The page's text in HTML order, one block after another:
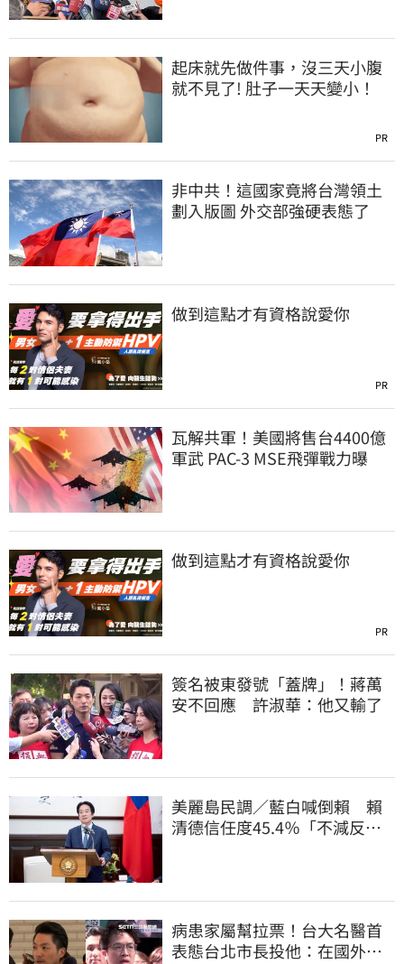
起床就先做件事，沒三天小腹
就不見了! 肚子一天天變小！
PR
非中共！這國家竟將台灣領土
劃入版圖 外交部強硬表態了
做到這點才有資格說愛你
PR
瓦解共軍！美國將售台4400億
軍武 PAC-3 MSE飛彈戰力曝
做到這點才有資格說愛你
PR
簽名被東發號「蓋牌」！蔣萬
安不回應 許淑華：他又輸了
美麗島民調／藍白喊倒賴 賴
清德信任度45.4％「不減反
病患家屬幫拉票！台大名醫首
表態台北市長投他：在國外也